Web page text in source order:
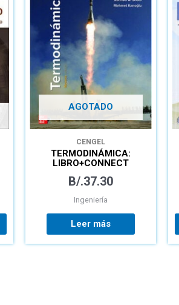
AGOTADO
CENGEL
TERMODINÁMICA:
LIBRO+CONNECT
B/.37.30
Ingeniería
Leer más